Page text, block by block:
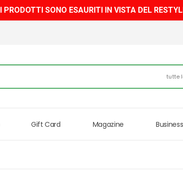
I PRODOTTI SONO ESAURITI IN VISTA DEL
Gift Card Magazine Business